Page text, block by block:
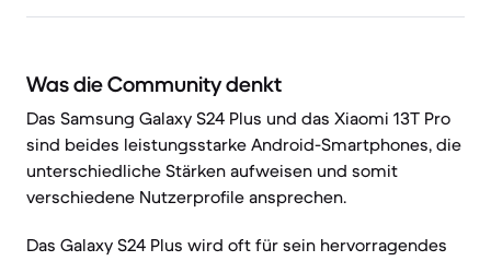
Was die Community denkt
Das Samsung Galaxy S24 Plus und das Xiaomi 13T Pro
sind beides leistungsstarke Android-Smartphones, die
unterschiedliche Stärken aufweisen und somit
verschiedene Nutzerprofile ansprechen.
Das Galaxy S24 Plus wird oft für sein hervorragendes